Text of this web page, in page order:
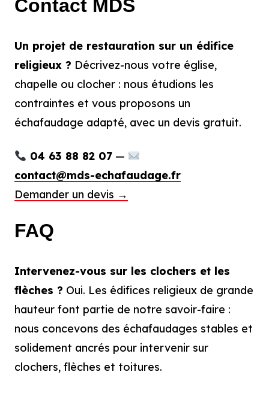
Contact MDS
Un projet de restauration sur un édifice
religieux ? Décrivez-nous votre église,
chapelle ou clocher : nous étudions les
contraintes et vous proposons un
échafaudage adapté, avec un devis gratuit.
04 63 88 82 07—
contact@mds-echafaudage.fr
Demander un devis →
FAQ
Intervenez-vous sur les clochers et les
flèches ? Oui. Les édifices religieux de grande
hauteur font partie de notre savoir-faire :
nous concevons des échafaudages stables et
solidement ancrés pour intervenir sur
clochers, flèches et toitures.